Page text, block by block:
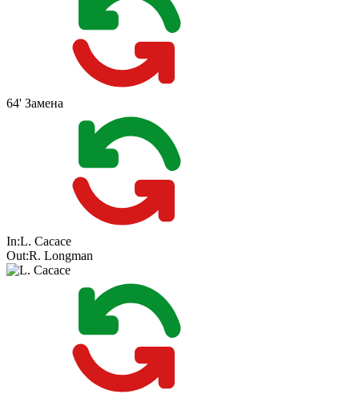
64' Замена
In:L. Cacace
Out:R. Longman